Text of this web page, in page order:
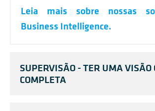
Leia mais sobre nossas
Business Intelligence.
SUPERVISÃO - TER UMA VISÃO
COMPLETA